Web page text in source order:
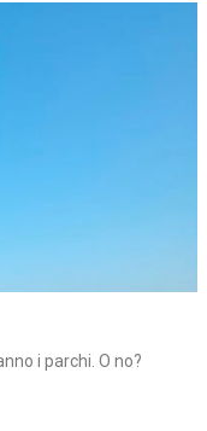
i parchi. O no?